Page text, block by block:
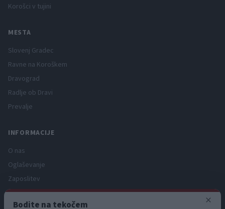
Korošci v tujini
MESTA
Slovenj Gradec
Ravne na Koroškem
Dravograd
Radlje ob Dravi
Prevalje
INFORMACIJE
O nas
Oglaševanje
Zaposlitev
Pravno obvestilo
Zasebnost in piškotki
×
Bodite na tekočem